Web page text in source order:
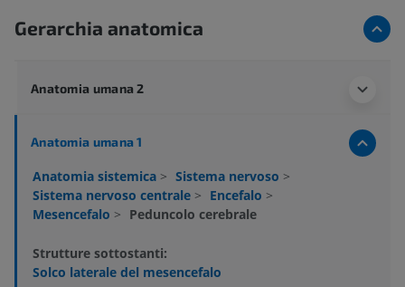
Gerarchia anatomica
Anatomia umana 2
Anatomia umana 1
Anatomia sistemica > Sistema nervoso >
Sistema nervoso centrale > Encefalo >
Mesencefalo > Peduncolo cerebrale
Strutture sottostanti:
Solco laterale del mesencefalo